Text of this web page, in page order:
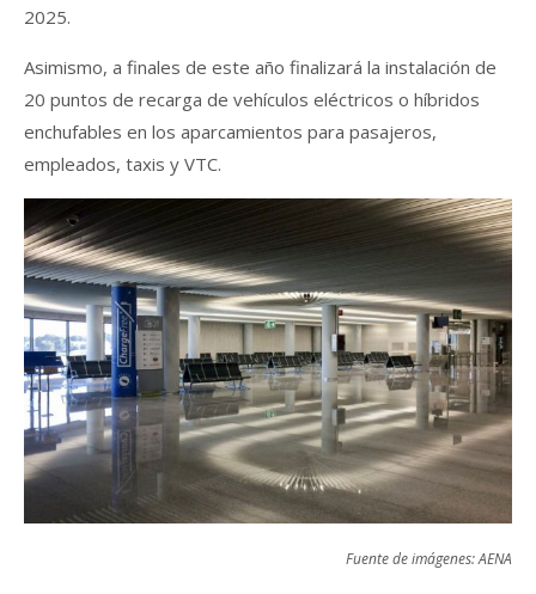
2025.
Asimismo, a finales de este año finalizará la instalación de
20 puntos de recarga de vehículos eléctricos o híbridos
enchufables en los aparcamientos para pasajeros,
empleados, taxis y VTC.
Fuente de imágenes: AENA